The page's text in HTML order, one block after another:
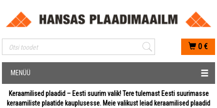
Mobiilis otsimise sisestus
0 €
MENÜÜ
Keraamilised plaadid – Eesti suurim valik! Tere tulemast Eesti suurimasse
keraamiliste plaatide kauplusesse. Meie valikust leiad keraamilised plaadid